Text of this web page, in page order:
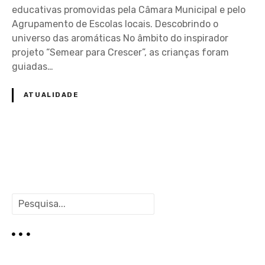
educativas promovidas pela Câmara Municipal e pelo
Agrupamento de Escolas locais. Descobrindo o
universo das aromáticas No âmbito do inspirador
projeto “Semear para Crescer”, as crianças foram
guiadas…
ATUALIDADE
s
t
q